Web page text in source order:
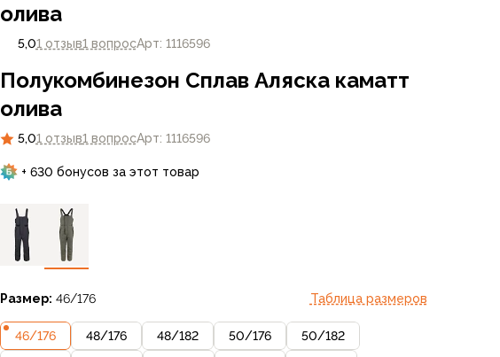
+ 630 бонусов за этот товар
олива
Размер: 46/176 Таблица размеров
46/176 48/176 48/182 50/176 50/182
5,01 отзыв1 вопросАрт: 1116596
Полукомбинезон Сплав Аляска каматт
олива
5,01 отзыв1 вопросАрт: 1116596